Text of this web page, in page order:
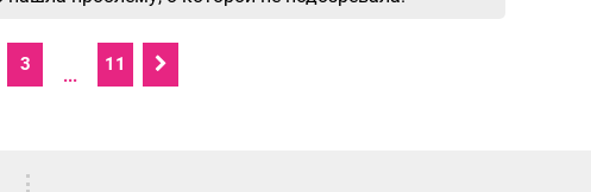
3
...
11